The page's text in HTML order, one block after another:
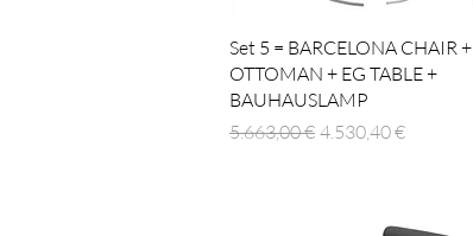
Schnellansicht
Set 5 = BARCELONA CHAIR +
OTTOMAN + EG TABLE +
BAUHAUSLAMP
Standardpreis
5.663,00 € Sale-Preis
4.530,40 €